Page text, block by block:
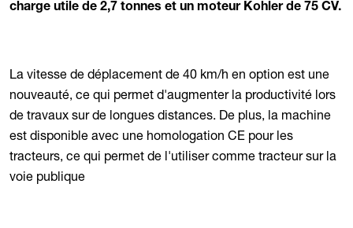
charge utile de 2,7 tonnes et un moteur Kohler de 75 CV.
La vitesse de déplacement de 40 km/h en option est une
nouveauté, ce qui permet d'augmenter la productivité lors
de travaux sur de longues distances. De plus, la machine
est disponible avec une homologation CE pour les
tracteurs, ce qui permet de l'utiliser comme tracteur sur la
voie publique